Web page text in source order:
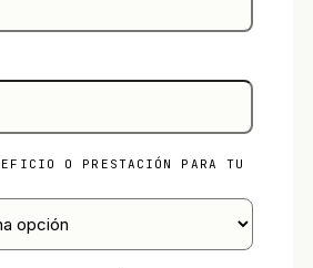
O PRESTACIÓN PARA TU